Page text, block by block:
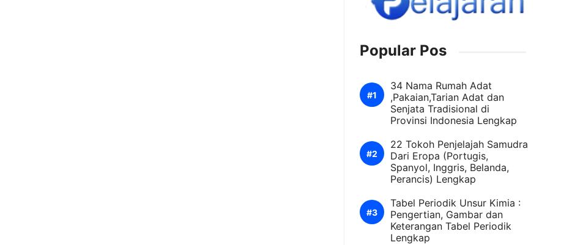
Popular Pos
34 Nama Rumah Adat
,Pakaian,Tarian Adat dan
Senjata Tradisional di
Provinsi Indonesia Lengkap
22 Tokoh Penjelajah Samudra
Dari Eropa (Portugis,
Spanyol, Inggris, Belanda,
Perancis) Lengkap
Tabel Periodik Unsur Kimia :
Pengertian, Gambar dan
Keterangan Tabel Periodik
Lengkap